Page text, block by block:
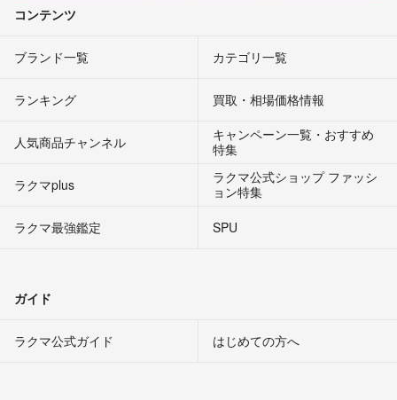
コンテンツ
ブランド一覧 カテゴリ一覧
ランキング 買取・相場価格情報
人気商品チャンネル
キャンペーン一覧・おすすめ
特集
ラクマplus
ラクマ公式ショップ ファッシ
ョン特集
ラクマ最強鑑定
SPU
ガイド
ラクマ公式ガイド はじめての方へ